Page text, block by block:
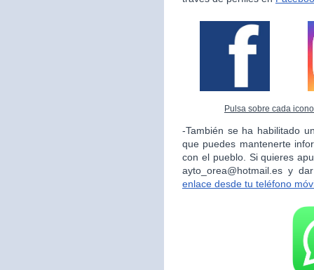
Pulsa sobre cada
-También se ha habilitado
que puedes mantenerte
con el pueblo. Si quieres
ayto_orea@hotmail.es y
enlace desde tu teléfono